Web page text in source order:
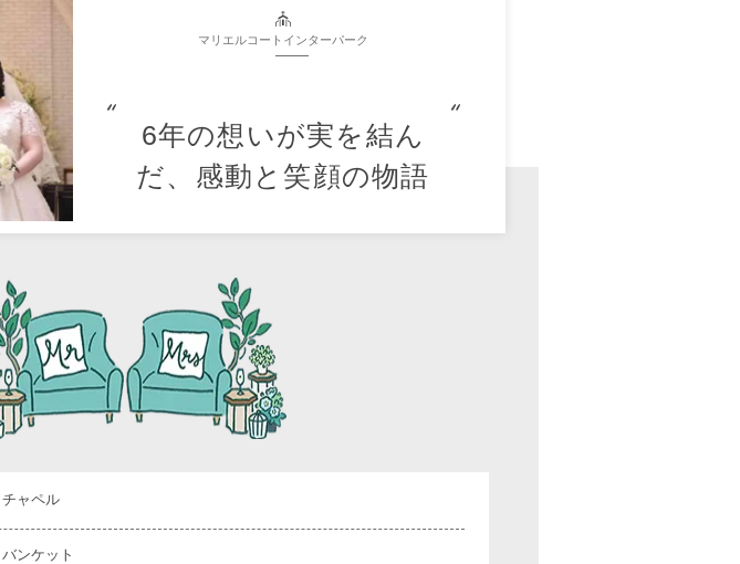
マリエルコートインターパーク
6年の想いが実を結ん
だ、感動と笑顔の物語
チャペル
バンケット